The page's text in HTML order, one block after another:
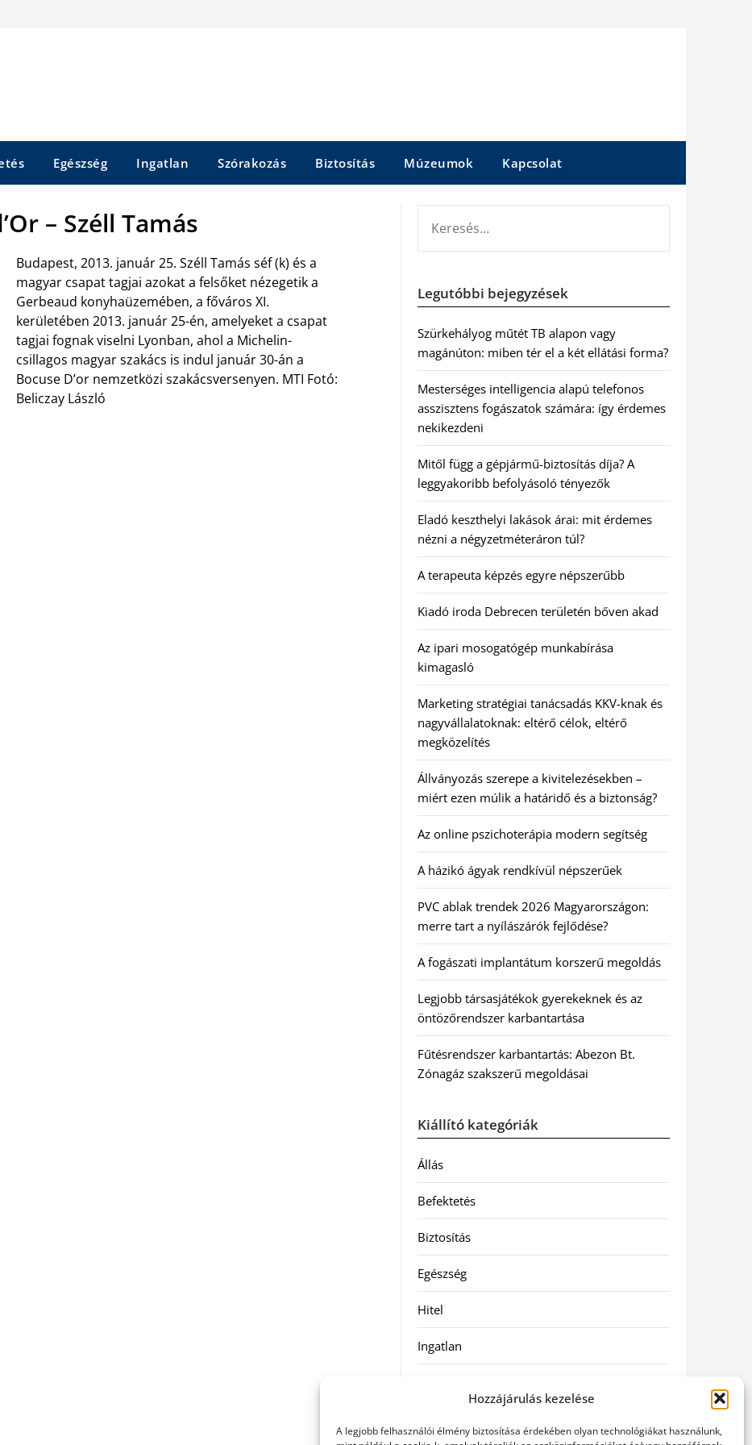
Hozzájárulás kezelése
A legjobb felhasználói élmény biztosítása érdekében olyan technológiákat használunk,
Egészség Ingatlan Szórakozás Biztosítás Múzeumok Kapcsolat
– Széll Tamás
Budapest, 2013. január 25. Széll Tamás séf (k) és a
magyar csapat tagjai azokat a felsőket nézegetik a
Gerbeaud konyhaüzemében, a főváros XI.
kerületében 2013. január 25-én, amelyeket a csapat
tagjai fognak viselni Lyonban, ahol a Michelin-
csillagos magyar szakács is indul január 30-án a
Bocuse D’or nemzetközi szakácsversenyen. MTI Fotó:
Beliczay László
Legutóbbi bejegyzések
Szürkehályog műtét TB alapon vagy
magánúton: miben tér el a két ellátási forma?
Mesterséges intelligencia alapú telefonos
asszisztens fogászatok számára: így érdemes
nekikezdeni
Mitől függ a gépjármű-biztosítás díja? A
leggyakoribb befolyásoló tényezők
Eladó keszthelyi lakások árai: mit érdemes
nézni a négyzetméteráron túl?
A terapeuta képzés egyre népszerűbb
Kiadó iroda Debrecen területén bőven akad
Az ipari mosogatógép munkabírása
kimagasló
Marketing stratégiai tanácsadás KKV-knak és
nagyvállalatoknak: eltérő célok, eltérő
megközelítés
Állványozás szerepe a kivitelezésekben –
miért ezen múlik a határidő és a biztonság?
Az online pszichoterápia modern segítség
A házikó ágyak rendkívül népszerűek
PVC ablak trendek 2026 Magyarországon:
merre tart a nyílászárók fejlődése?
A fogászati implantátum korszerű megoldás
Legjobb társasjátékok gyerekeknek és az
öntözőrendszer karbantartása
Fűtésrendszer karbantartás: Abezon Bt.
Zónagáz szakszerű megoldásai
Kiállító kategóriák
Állás
Befektetés
Biztosítás
Egészség
Hitel
Ingatlan